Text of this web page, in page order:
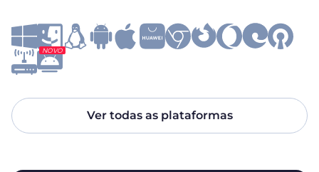
NOVO
Ver todas as plataformas